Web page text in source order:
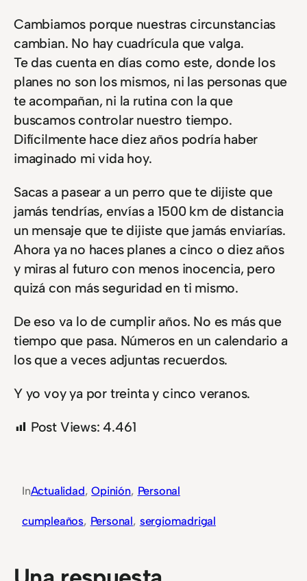
Cambiamos porque nuestras circunstancias
cambian. No hay cuadrícula que valga.
Te das cuenta en días como este, donde los
planes no son los mismos, ni las personas que
te acompañan, ni la rutina con la que
buscamos controlar nuestro tiempo.
Difícilmente hace diez años podría haber
imaginado mi vida hoy.
Sacas a pasear a un perro que te dijiste que
jamás tendrías, envías a 1500 km de distancia
un mensaje que te dijiste que jamás enviarías.
Ahora ya no haces planes a cinco o diez años
y miras al futuro con menos inocencia, pero
quizá con más seguridad en ti mismo.
De eso va lo de cumplir años. No es más que
tiempo que pasa. Números en un calendario a
los que a veces adjuntas recuerdos.
Y yo voy ya por treinta y cinco veranos.
Post Views: 4.461
InActualidad, Opinión, Personal
cumpleaños, Personal, sergiomadrigal